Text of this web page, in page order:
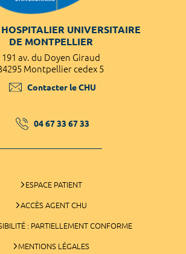
UNIVERSITAIRE
DE MONTPELLIER
191 av. du Doyen Giraud
Montpellier cedex 5
Contacter le CHU
04 67 33 67 33
ESPACE PATIENT
ACCÈS AGENT CHU
: PARTIELLEMENT CONFORME
MENTIONS LÉGALES